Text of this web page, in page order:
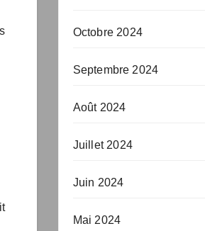
Octobre 2024
Septembre 2024
Août 2024
Juillet 2024
Juin 2024
Mai 2024